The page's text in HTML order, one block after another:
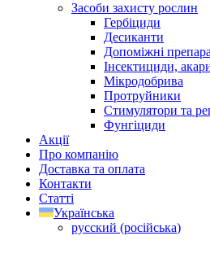
Засоби захисту рослин
Гербіциди
Десиканти
Допоміжні
Інсектициди,
Мікродобрива
Протруйники
Стимулятори та
Фунгіциди
Акції
Про компанію
Доставка та оплата
Контакти
Статті
Українська
русский (російська)